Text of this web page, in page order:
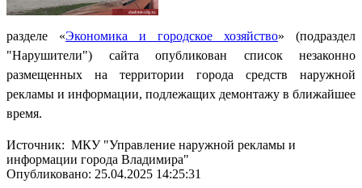
разделе «Экономика и городское хозяйство» (подраздел
"Нарушители") сайта опубликован список незаконно
размещенных на территории города средств наружной
рекламы и информации, подлежащих демонтажу в ближайшее
время.
Источник: МКУ "Управление наружной рекламы и
информации города Владимира"
Опубликовано: 25.04.2025 14:25:31